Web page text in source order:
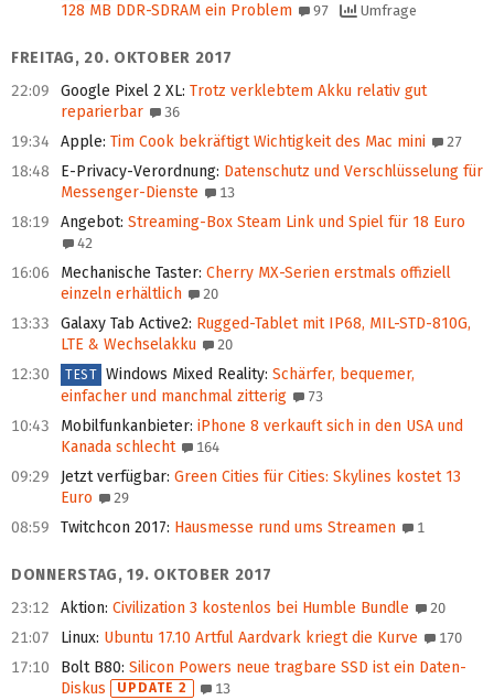
128 MB DDR-SDRAM ein Problem
97 Umfrage
FREITAG, 20. OKTOBER 2017
22:09
Google Pixel 2 XL: Trotz verklebtem Akku relativ gut
reparierbar
36
19:34 Apple: Tim Cook bekräftigt Wichtigkeit des Mac mini 27
18:48 E-Privacy-Verordnung: Datenschutz und Versch­lüssel­ung für
Messenger-Dienste
13
18:19 Angebot: Streaming-Box Steam Link und Spiel für 18 Euro
42
16:06 Mechanische Taster: Cherry MX-Serien erstmals offiziell
einzeln erhältlich
20
13:33 Galaxy Tab Active2: Rugged-Tablet mit IP68, MIL-STD-810G,
LTE & Wechselakku
20
12:30 TEST Windows Mixed Reality: Schärfer, bequemer,
einfacher und manchmal zitterig
73
10:43 Mobilfunkanbieter: iPhone 8 verkauft sich in den USA und
Kanada schlecht
164
09:29 Jetzt verfügbar: Green Cities für Cities: Skylines kostet 13
Euro
29
08:59 Twitchcon 2017: Hausmesse rund ums Streamen 1
DONNERSTAG, 19. OKTOBER 2017
23:12
Aktion: Civilization 3 kostenlos bei Humble Bundle 20
21:07 Linux: Ubuntu 17.10 Artful Aardvark kriegt die Kurve 170
17:10 Bolt B80: Silicon Powers neue tragbare SSD ist ein Daten-
Diskus
UPDATE 2 13